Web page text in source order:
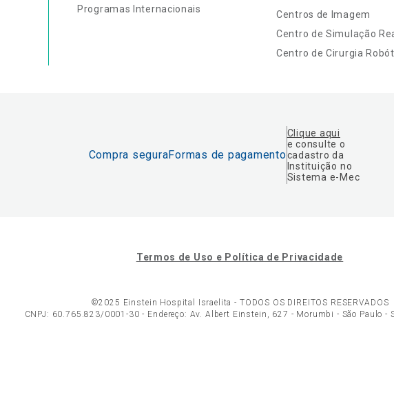
Programas Internacionais
Centros de Imagem
Centro de Simulação
Centro de Cirurgia
Compra seguraFormas de pagamento
Clique aqui
e consulte o
cadastro da
Instituição no
Sistema e-Mec
Termos de Uso e Política de Privacidade
©2025 Einstein Hospital Israelita - TODOS OS DIREITOS RESERVADOS
CNPJ: 60.765.823/0001-30 - Endereço: Av. Albert Einstein, 627 - Morumbi - São Paulo -